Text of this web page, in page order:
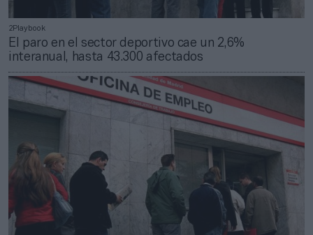
2Playbook
El paro en el sector deportivo cae un 2,6%
interanual, hasta 43.300 afectados